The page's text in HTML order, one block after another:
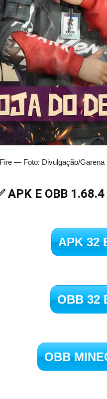
— Foto: Divulgação/Garena
APK E OBB
APK 32
OBB 32
OBB